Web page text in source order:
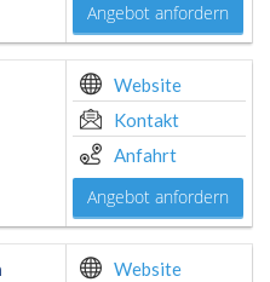
Angebot anfordern
Website
Kontakt
Anfahrt
Angebot anfordern
Website